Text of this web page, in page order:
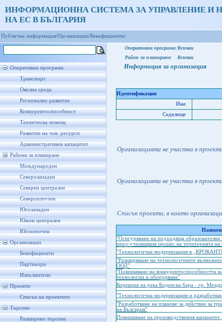
ИНФОРМАЦИОННА СИСТЕМА ЗА УПРАВЛЕНИЕ И
НА ЕС В БЪЛГАРИЯ
Публична информация/Организации/Бенефициенти/
Оперативни програми
Транспорт
Околна среда
Регионално развитие
Конкурентоспособност
Техническа помощ
Развитие на чов. ресурси
Административен капацитет
Райони за планиране
Международен
Северозападен
Северен централен
Североизточен
Югозападен
Южен централен
Югоизточен
Организации
Бенефициенти
Партньори
Изпълнители
Проекти
Списък на проектите
Търсене
Разширено търсене
Оперативна програма: Всички
Район за планиране:
Всички
Информация за организация
Идентификация
Име
Седалище
Организацията не участва в
Организацията не участва в
Списък проекти, в които
"Осигуряване на подходяща
пред-училищния процес на територията
"Технологична модернизация в
"Разширяване на технологичните
ООД"
"Повишаване на
технологии и оборудване"
Корекция на река Боденска бара - гр.
"Технологична модернизация и
"Разработване на планове за действие за
на България"
Повишаване на производствения